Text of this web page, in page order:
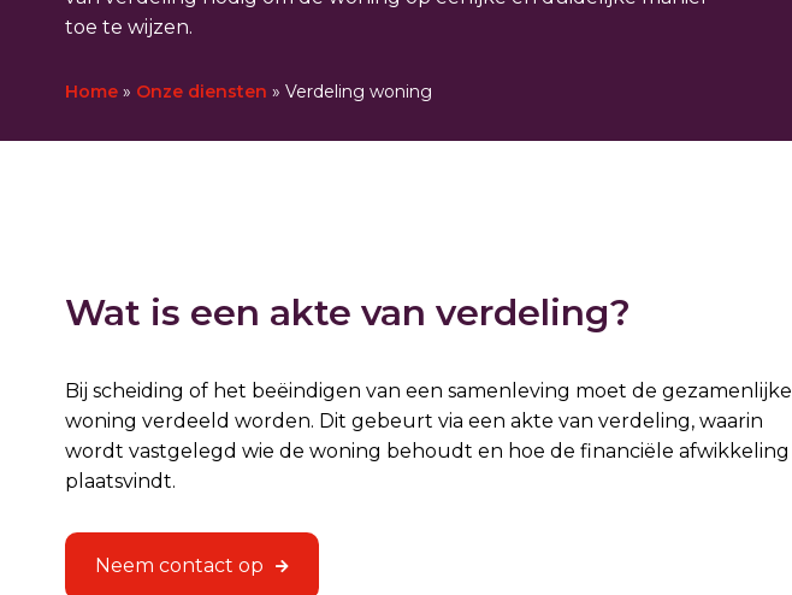
toe te wijzen.
Home» Onze diensten » Verdeling woning
Wat is een akte van verdeling?
Bij scheiding of het beëindigen van een samenleving moet de gezamenlijke
woning verdeeld worden. Dit gebeurt via een akte van verdeling, waarin
wordt vastgelegd wie de woning behoudt en hoe de financiële afwikkeling
plaatsvindt.
Neem contact op